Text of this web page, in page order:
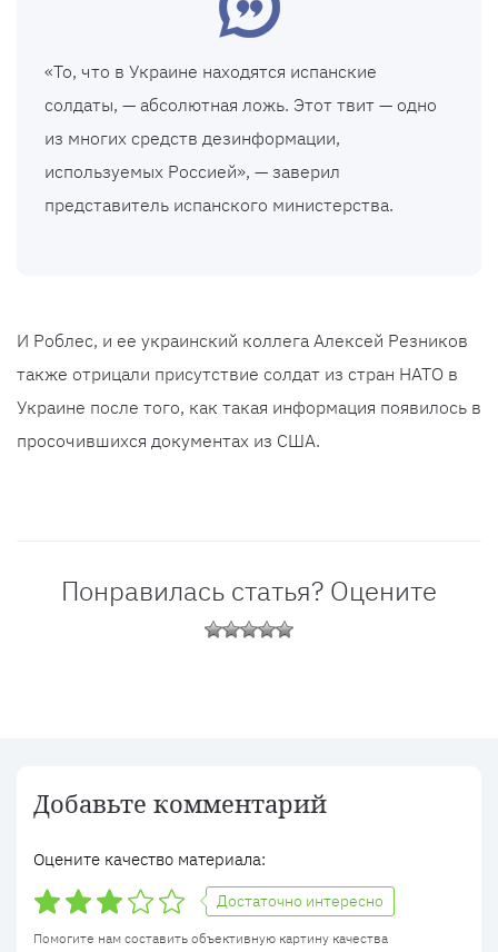
«То, что в Украине находятся испанские
солдаты, — абсолютная ложь. Этот твит — одно
из многих средств дезинформации,
используемых Россией», — заверил
представитель испанского министерства.
И Роблес, и ее украинский коллега Алексей Резников
также отрицали присутствие солдат из стран НАТО в
Украине после того, как такая информация появилось в
просочившихся документах из США.
Понравилась статья? Оцените
Добавьте комментарий
Оцените качество материала:
Достаточно интересно
Помогите нам составить объективную картину качества